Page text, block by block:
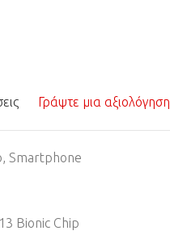
Γράψτε μια αξιολόγηση
Smartphone
Bionic Chip